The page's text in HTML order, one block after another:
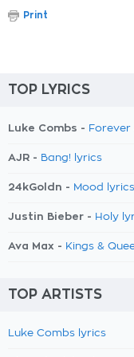
Print
TOP LYRICS
Luke Combs -
AJR - Bang! lyrics
24kGoldn - Mood lyrics
Justin Bieber - Holy
Ava Max - Kings &
TOP ARTISTS
Luke Combs lyrics